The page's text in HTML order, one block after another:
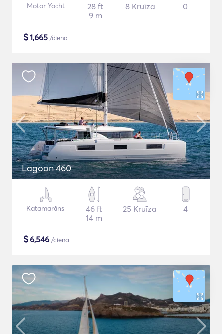
Motor Yacht
28 ft
9 m
8 Kruīza 0
$1,665 /diena
Lagoon 460
Katamarāns
46 ft
14 m
25 Kruīza 4
$6,546 /diena